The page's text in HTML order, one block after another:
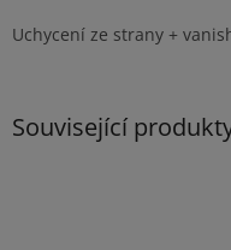
Uchycení ze strany +
Související